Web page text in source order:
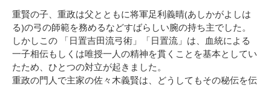
重賢の子、重政は父とともに将軍足利義晴(あしかがよしは
る)の弓の師範を務めるなどすばらしい腕の持ち主でした。
しかしこの 「日置吉田流弓術」「日置流」は、血統による
一子相伝もしくは唯授一人の精神を貫くことを基本としてい
たため、ひとつの対立が起きました。
重政の門人で主家の佐々木義賢は、どうしてもその秘伝を伝